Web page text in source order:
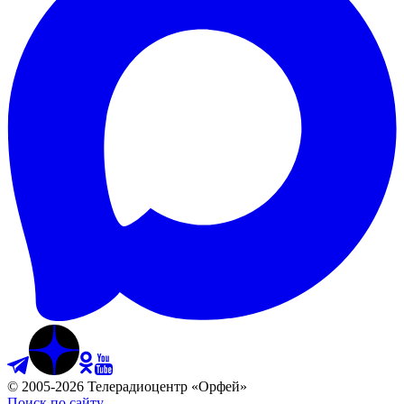
© 2005-2026 Телерадиоцентр «Орфей»